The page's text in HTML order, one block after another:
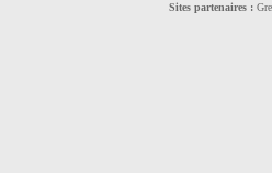
Sites partenaires :